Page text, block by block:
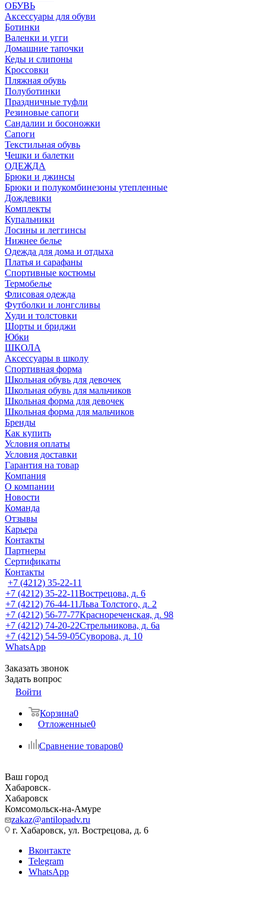
ОБУВЬ
Аксессуары для обуви
Ботинки
Валенки и угги
Домашние тапочки
Кеды и слипоны
Кроссовки
Пляжная обувь
Полуботинки
Праздничные туфли
Резиновые сапоги
Сандалии и босоножки
Сапоги
Текстильная обувь
Чешки и балетки
ОДЕЖДА
Брюки и джинсы
Брюки и полукомбинезоны утепленные
Дождевики
Комплекты
Купальники
Лосины и леггинсы
Нижнее белье
Одежда для дома и отдыха
Платья и сарафаны
Спортивные костюмы
Термобелье
Флисовая одежда
Футболки и лонгсливы
Худи и толстовки
Шорты и бриджи
Юбки
ШКОЛА
Аксессуары в школу
Спортивная форма
Школьная обувь для девочек
Школьная обувь для мальчиков
Школьная форма для девочек
Школьная форма для мальчиков
Бренды
Как купить
Условия оплаты
Условия доставки
Гарантия на товар
Компания
О компании
Новости
Команда
Отзывы
Карьера
Контакты
Партнеры
Сертификаты
Контакты
+7 (4212) 35-22-11
+7 (4212) 35-22-11Вострецова, д. 6
+7 (4212) 76-44-11Льва Толстого, д. 2
+7 (4212) 56-77-77Краснореченская, д. 98
+7 (4212) 74-20-22Стрельникова, д. 6а
+7 (4212) 54-59-05Суворова, д. 10
WhatsApp
Заказать звонок
Задать вопрос
Войти
Корзина0
Отложенные0
Сравнение товаров0
Ваш город
Хабаровск
Хабаровск
Комсомольск-на-Амуре
zakaz@antilopadv.ru
г. Хабаровск, ул. Вострецова, д. 6
Вконтакте
Telegram
WhatsApp